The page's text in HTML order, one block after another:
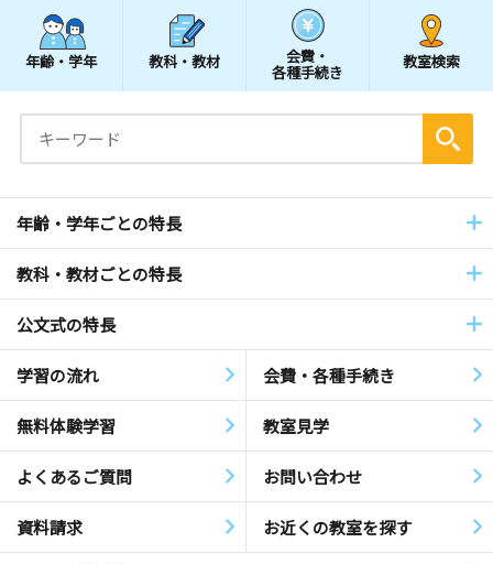
年齢・学年 教科・教材 会費・
各種手続き
教室検索
年齢・学年ごとの特長
教科・教材ごとの特長
公文式の特長
学習の流れ 会費・各種手続き
無料体験学習 教室見学
よくあるご質問 お問い合わせ
資料請求 お近くの教室を探す